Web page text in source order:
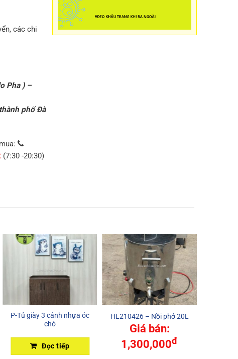
các chi
Pha ) –
phố Đà
(7:30 -20:30)
P-Tủ giày 3 cánh nhựa óc
chó
Đọc tiếp
HL210426 – Nồi phở 20L
Giá bán:
1,300,000đ